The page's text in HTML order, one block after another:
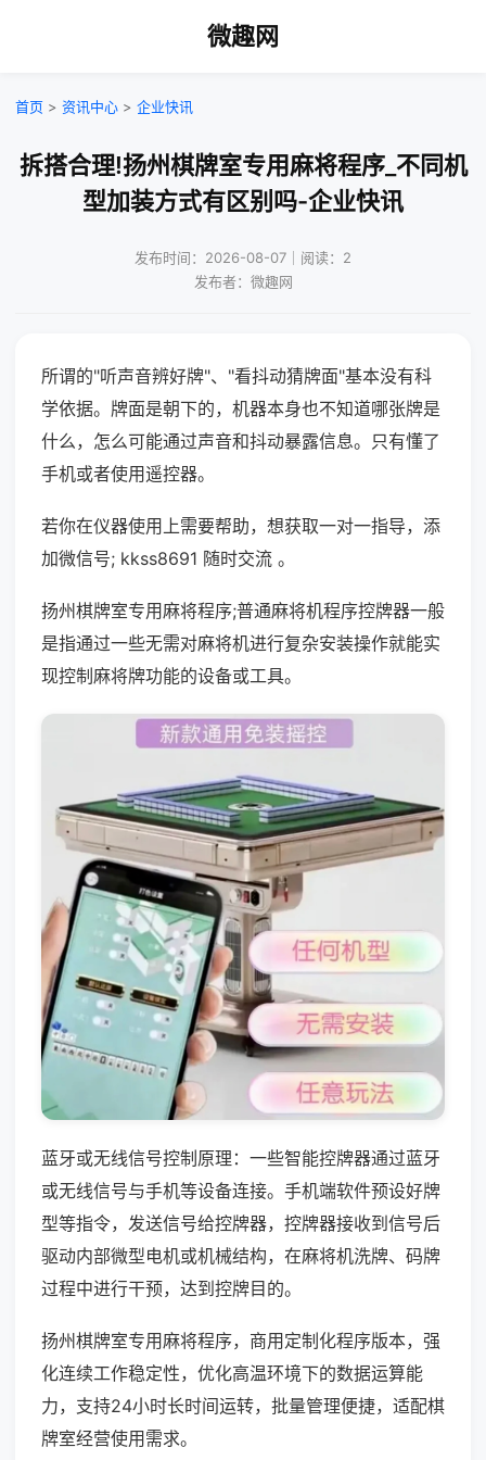
微趣网
首页 > 资讯中心 > 企业快讯
拆搭合理!扬州棋牌室专用麻将程序_不同机
型加装方式有区别吗-企业快讯
发布时间：2026-08-07｜阅读：2
发布者：微趣网
所谓的"听声音辨好牌"、"看抖动猜牌面"基本没有科
学依据。牌面是朝下的，机器本身也不知道哪张牌是
什么，怎么可能通过声音和抖动暴露信息。只有懂了
手机或者使用遥控器。
若你在仪器使用上需要帮助，想获取一对一指导，添
加微信号; kkss8691 随时交流 。
扬州棋牌室专用麻将程序;普通麻将机程序控牌器一般
是指通过一些无需对麻将机进行复杂安装操作就能实
现控制麻将牌功能的设备或工具。
蓝牙或无线信号控制原理：一些智能控牌器通过蓝牙
或无线信号与手机等设备连接。手机端软件预设好牌
型等指令，发送信号给控牌器，控牌器接收到信号后
驱动内部微型电机或机械结构，在麻将机洗牌、码牌
过程中进行干预，达到控牌目的。
扬州棋牌室专用麻将程序，商用定制化程序版本，强
化连续工作稳定性，优化高温环境下的数据运算能
力，支持24小时长时间运转，批量管理便捷，适配棋
牌室经营使用需求。